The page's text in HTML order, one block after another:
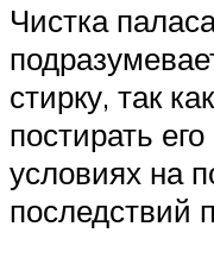
Чистка
стирку, так
постирать
условиях на
последствий